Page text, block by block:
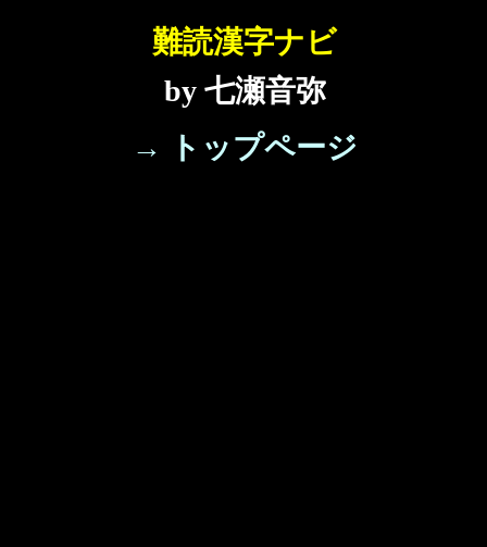
難読漢字ナビ
by 七瀬音弥
→ トップページ